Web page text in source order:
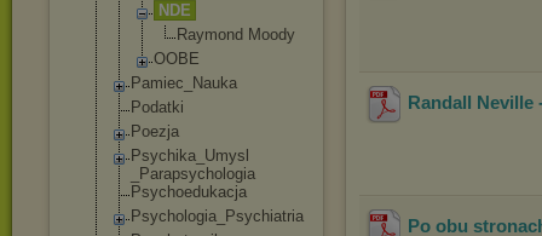
NDE
Raymond Moody
OOBE
Pamiec_Nauka
Podatki
Poezja
Psychika_Umysl
_Parapsychologia
Psychoedukacja
Psychologia_Psychiatria
Randall Neville
Po obu